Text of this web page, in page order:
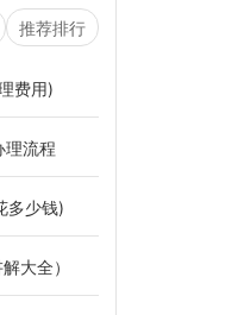
推荐排行
费用)
流程
多少钱)
大全）